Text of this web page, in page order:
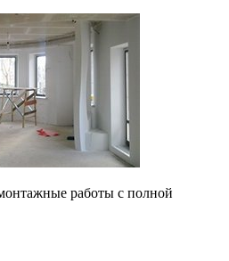
работы с полной